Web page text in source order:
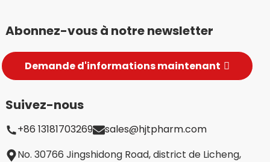
Abonnez-vous à notre newsletter
Demande d'informations maintenant
Suivez-nous
+86 13181703269
sales@hjtpharm.com
No. 30766 Jingshidong Road, district de Licheng,